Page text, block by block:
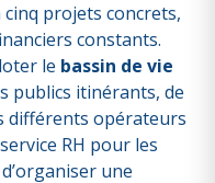
cinq projets concrets,
constants.
le bassin de vie
publics itinérants, de
différents opérateurs
RH pour les
une